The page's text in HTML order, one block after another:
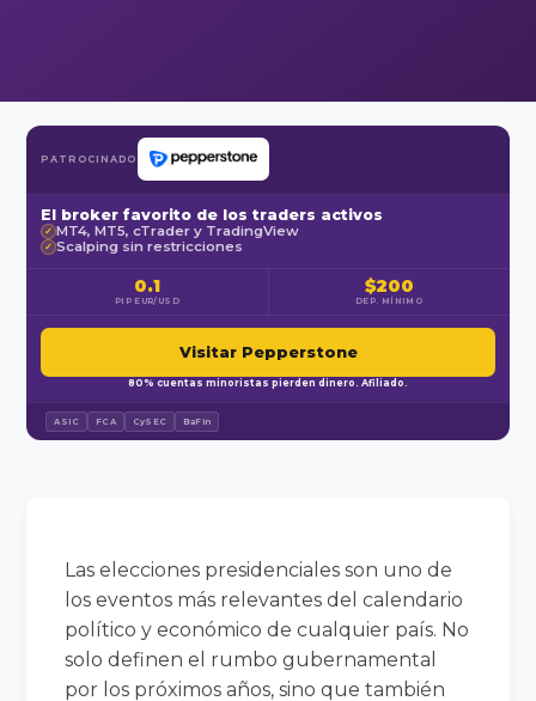
PATROCINADO
El broker favorito de los traders activos
✓ MT4, MT5, cTrader y TradingView
✓ Scalping sin restricciones
0.1
PIP EUR/USD
$200
DEP. MÍNIMO
Visitar Pepperstone
80% cuentas minoristas pierden dinero. Afiliado.
ASIC FCA CySEC BaFin
Las elecciones presidenciales son uno de
los eventos más relevantes del calendario
político y económico de cualquier país. No
solo definen el rumbo gubernamental
por los próximos años, sino que también